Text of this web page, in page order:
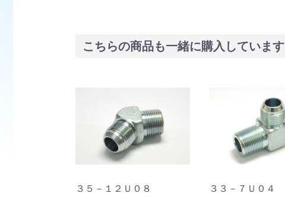
こちらの商品も一緒に購入しています
３５－１２Ｕ０８ ３３－７Ｕ０４